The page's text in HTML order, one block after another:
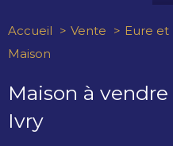
Accueil Vente Eure et
Maison
Maison à
Ivry